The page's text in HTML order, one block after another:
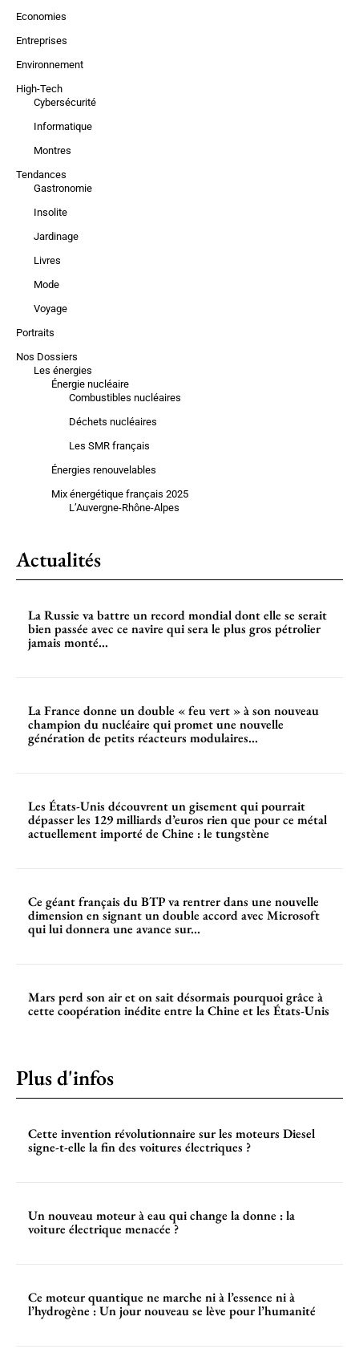
Economies
Entreprises
Environnement
High-Tech
Cybersécurité
Informatique
Montres
Tendances
Gastronomie
Insolite
Jardinage
Livres
Mode
Voyage
Portraits
Nos Dossiers
Les énergies
Énergie nucléaire
Combustibles nucléaires
Déchets nucléaires
Les SMR français
Énergies renouvelables
Mix énergétique français 2025
L’Auvergne-Rhône-Alpes
Actualités
La Russie va battre un record mondial dont elle se serait
bien passée avec ce navire qui sera le plus gros pétrolier
jamais monté...
La France donne un double « feu vert » à son nouveau
champion du nucléaire qui promet une nouvelle
génération de petits réacteurs modulaires...
Les États-Unis découvrent un gisement qui pourrait
dépasser les 129 milliards d’euros rien que pour ce métal
actuellement importé de Chine : le tungstène
Ce géant français du BTP va rentrer dans une nouvelle
dimension en signant un double accord avec Microsoft
qui lui donnera une avance sur...
Mars perd son air et on sait désormais pourquoi grâce à
cette coopération inédite entre la Chine et les États-Unis
Plus d'infos
Cette invention révolutionnaire sur les moteurs Diesel
signe-t-elle la fin des voitures électriques ?
Un nouveau moteur à eau qui change la donne : la
voiture électrique menacée ?
Ce moteur quantique ne marche ni à l’essence ni à
l’hydrogène : Un jour nouveau se lève pour l’humanité